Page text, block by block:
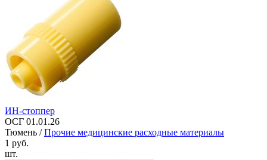
ИН-стоппер
ОСГ 01.01.26
Тюмень /Прочие медицинские расходные материалы
1 руб.
шт.